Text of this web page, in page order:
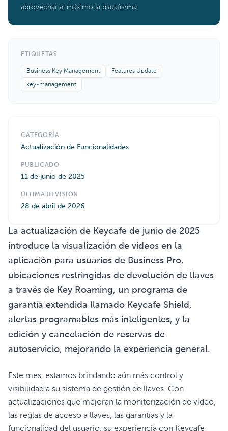
aprovechar al máximo la plataforma.
ETIQUETAS
Business Key Management Features Update
key-management
CATEGORÍA
Actualización de Funcionalidades
PUBLICADO
11 de junio de 2025
ÚLTIMA REVISIÓN
28 de abril de 2026
La actualización de Keycafe de junio de 2025
introduce la visualización de videos en la
aplicación para usuarios de Business Pro,
ubicaciones restringidas de devolución de llaves
a través de Key Roaming, un programa de
garantía extendida llamado Keycafe Shield,
alertas programables más inteligentes, y la
edición y cancelación de reservas de
autoservicio, mejorando la experiencia general.
Este mes, estamos brindando aún más control y
visibilidad a su sistema de gestión de llaves. Con
actualizaciones que mejoran la monitorización de vídeo,
las reglas de acceso a llaves, las garantías y la
funcionalidad del usuario, su experiencia con Keycafe